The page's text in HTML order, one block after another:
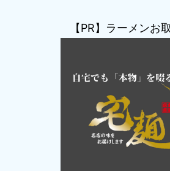
【PR】ラーメンお